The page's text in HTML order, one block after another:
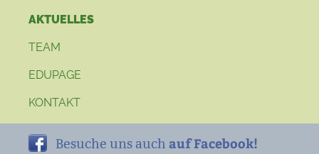
AKTUELLES
TEAM
EDUPAGE
KONTAKT
Besuche uns auch auf Facebook!